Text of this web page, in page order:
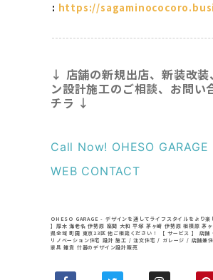
: https://
↓ 店舗の新規出店、新装改装
ン設計施工のご相談、お問い
チラ ↓
Call Now! OHESO GARAGE
WEB CONTACT
OHESO GARAGE - デザインを通してライフスタイルをより
】厚木 海老名 伊勢原 座間 大和 平塚 茅ヶ崎 伊勢原 相模原 茅
県全域 町田 東京23区 他ご相談ください！ 【 サービス 】 店
リノベーション住宅 設計 施工 / 注文住宅 / ガレージ / 店舗兼
家具 雑貨 什器のデザイン設計販売